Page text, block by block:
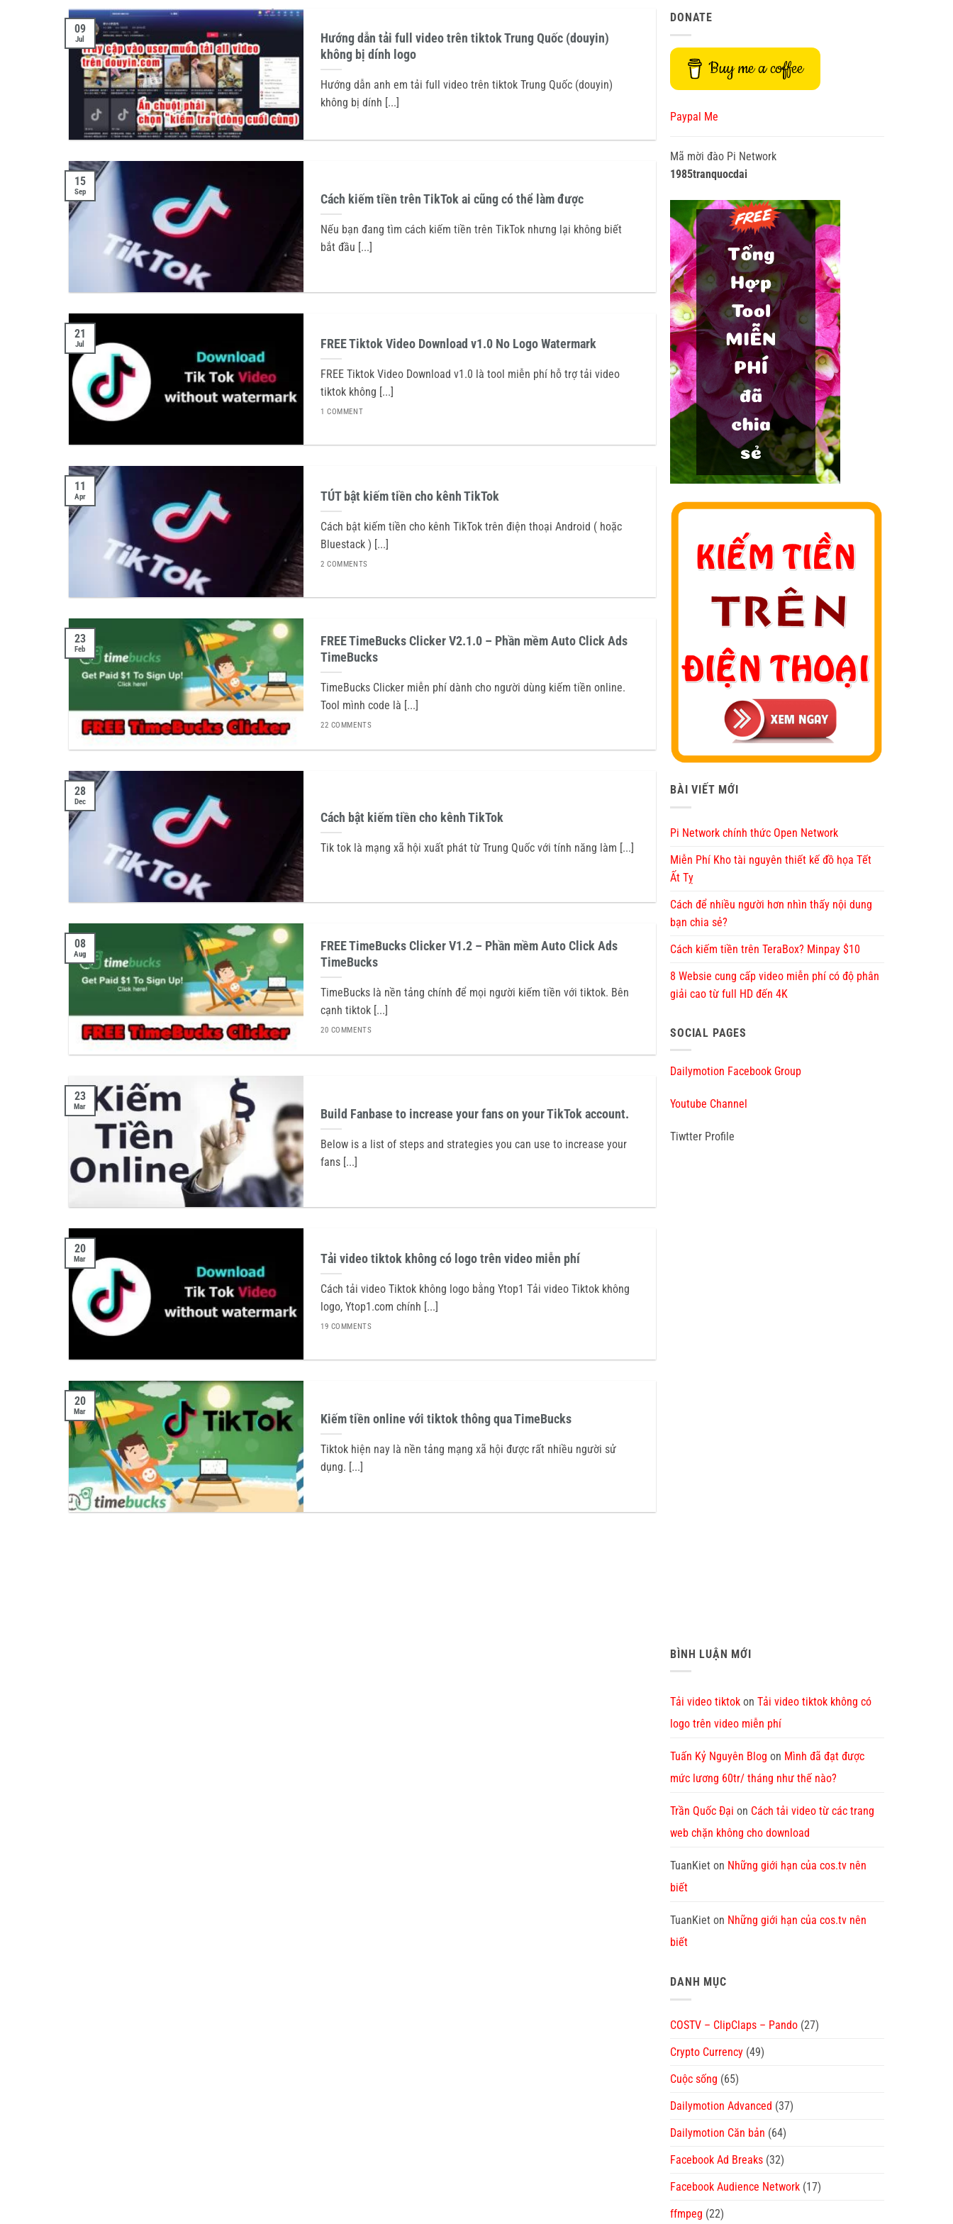
Hướng dẫn tải full video trên tiktok Trung Quốc (douyin)
không bị dính logo
Hướng dẫn anh em tải full video trên tiktok Trung Quốc (douyin)
không bị dính [...]
09
Jul
Cách kiếm tiền trên TikTok ai cũng có thể làm được
Nếu bạn đang tìm cách kiếm tiền trên TikTok nhưng lại không biết
bắt đầu [...]
15
Sep
FREE Tiktok Video Download v1.0 No Logo Watermark
FREE Tiktok Video Download v1.0 là tool miễn phí hỗ trợ tải video
tiktok không [...]
1 COMMENT
21
Jul
TÚT bật kiếm tiền cho kênh TikTok
Cách bật kiếm tiền cho kênh TikTok trên điện thoại Android ( hoặc
Bluestack ) [...]
2 COMMENTS
11
Apr
FREE TimeBucks Clicker V2.1.0 – Phần mềm Auto Click Ads
TimeBucks
TimeBucks Clicker miễn phí dành cho người dùng kiếm tiền online.
Tool mình code là [...]
22 COMMENTS
23
Feb
Cách bật kiếm tiền cho kênh TikTok
Tik tok là mạng xã hội xuất phát từ Trung Quốc với tính năng làm [...]
28
Dec
FREE TimeBucks Clicker V1.2 – Phần mềm Auto Click Ads
TimeBucks
TimeBucks là nền tảng chính để mọi người kiếm tiền với tiktok. Bên
cạnh tiktok [...]
20 COMMENTS
08
Aug
Build Fanbase to increase your fans on your TikTok account.
Below is a list of steps and strategies you can use to increase your
fans [...]
23
Mar
Tải video tiktok không có logo trên video miễn phí
Cách tải video Tiktok không logo bằng Ytop1 Tải video Tiktok không
logo, Ytop1.com chính [...]
19 COMMENTS
20
Mar
Kiếm tiền online với tiktok thông qua TimeBucks
Tiktok hiện nay là nền tảng mạng xã hội được rất nhiều người sử
dụng. [...]
20
Mar
DONATE
Buy me a coffee
Paypal Me
Mã mời đào Pi Network
1985tranquocdai
BÀI VIẾT MỚI
Pi Network chính thức Open Network
Miễn Phí Kho tài nguyên thiết kế đồ họa Tết
Ất Tỵ
Cách để nhiều người hơn nhìn thấy nội dung
bạn chia sẻ?
Cách kiếm tiền trên TeraBox? Minpay $10
8 Websie cung cấp video miễn phí có độ phân
giải cao từ full HD đến 4K
SOCIAL PAGES
Dailymotion Facebook Group
Youtube Channel
Tiwtter Profile
BÌNH LUẬN MỚI
Tải video tiktok onTải video tiktok không có
logo trên video miễn phí
Tuấn Kỷ Nguyên Blog on Mình đã đạt được
mức lương 60tr/ tháng như thế nào?
Trần Quốc Đại on Cách tải video từ các trang
web chặn không cho download
TuanKiet on Những giới hạn của cos.tv nên
biết
TuanKiet on Những giới hạn của cos.tv nên
biết
DANH MỤC
COSTV – ClipClaps – Pando (27)
Crypto Currency (49)
Cuộc sống (65)
Dailymotion Advanced (37)
Dailymotion Căn bản (64)
Facebook Ad Breaks (32)
Facebook Audience Network (17)
ffmpeg (22)